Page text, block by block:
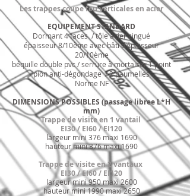
Les trappes coupe feu verticales en acier
EQUIPEMENT STANDARD
Dormant 4 faces / tôle acier zingué
épaisseur 8/10ème avec bâti d'épaisseur
20/10ème
béquille double pvc / serrure à mortaiser 1 point
pion anti-dégondage / 2 paumelles
Norme NF
DIMENSIONS POSSIBLES (passage libree L*H
mm)
Trappe de visite en 1 vantail
EI30 / EI60 /EI120
largeur mini 376 maxi 1690
hauteur mini 376 maxi 1690
Trappe de visite en 2 vantaux
EI30 / EI60 / EI120
largeur mini 950 maxi 2600
hauteur mini 1990 maxi 2650